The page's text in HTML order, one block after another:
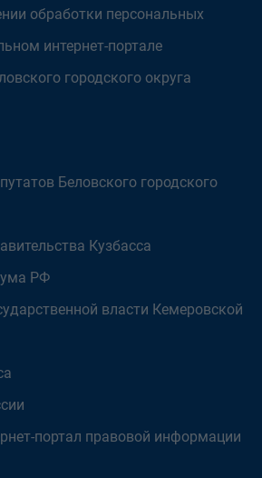
обработки персональных
интернет-портале
городского округа
Беловского городского
Кузбасса
РФ
власти Кемеровской
портал правовой информации